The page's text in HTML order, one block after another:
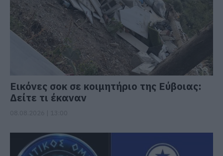
Εικόνες σοκ σε κοιμητήριο της Εύβοιας:
Δείτε τι έκαναν